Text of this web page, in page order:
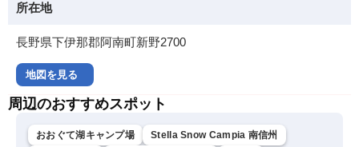
所在地
長野県下伊那郡阿南町新野2700
地図を見る
周辺のおすすめスポット
おおぐて湖キャンプ場
Stella Snow Campia 南信州